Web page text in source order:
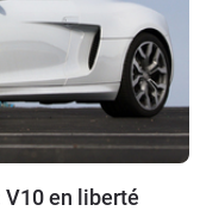
V10 en liberté